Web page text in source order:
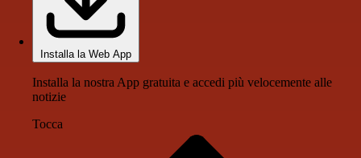
Installa la Web App
Installa la nostra App gratuita e accedi più velocemente alle
notizie
Tocca